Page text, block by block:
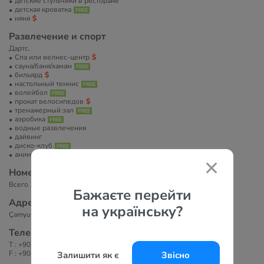
Бажаєте перейти
на українську?
Залишити як є Звісно
детская кроватка
няня
Развлечение и спорт
Дартс.
Спа или велнес-центр
сауна/баня/хамам
бильярд
настольный теннис
волейбол
прокат велосипедов
тренажерный зал
аэробика
водные развлечения
дайвинг
диско-клуб
анимация
Номера
Всего 205 номеров в 4-этажном здании отеля.
Адрес
Çamyuva Mah.Ağa Ceylan Cad. No:8 Kemer / ANTALYA / TURKEY
Телефоны
T : +90 242 824 55 25,
F : +90 242 824 69 68